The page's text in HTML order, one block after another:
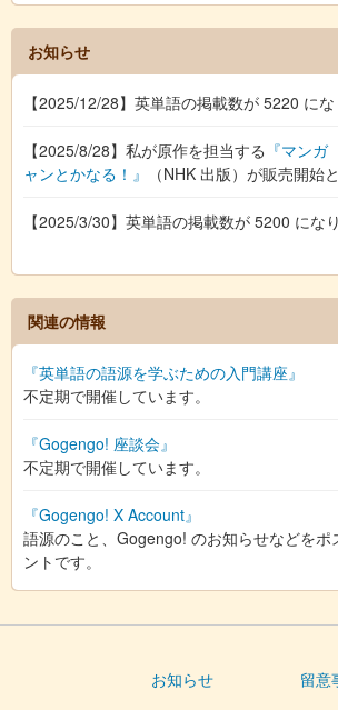
お知らせ
【2025/12/28】英単語の掲載数が 5220 にな
【2025/8/28】私が原作を担当する 『マン
ャンとかなる！』
（NHK 出版）が販売開始
【2025/3/30】英単語の掲載数が 5200 にな
関連の情報
『英単語の語源を学ぶための入門講座』
不定期で開催しています。
『Gogengo! 座談会』
不定期で開催しています。
『Gogengo! X Account』
語源のこと、Gogengo! のお知らせなどをポ
ントです。
お知らせ 留意